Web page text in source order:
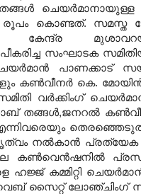
ചെയര്‍മാനായുള്ള
കൊണ്ടത്. സമസ്ത
കേന്ദ്ര
സംഘാടക
പാണക്കാട്
കണ്‍വീനര്‍ കെ.
വര്‍ക്കിംഗ്
തങ്ങള്‍,ജനറല്‍
എന്നിവരെയും
നല്‍കാന്‍ പ്രത്യേക
കണ്‍വെന്‍ഷനില്‍
ഹജ്ജ് കമ്മിറ്റി
വെബ് സൈറ്റ് ലോഞ്ചിംഗ്